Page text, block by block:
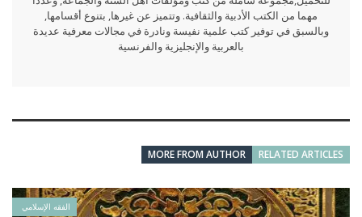
مهما من الكتب الأدبية والثقافية. وتتميز عن غيرها, بتنوع أقسامها,
وبالسبق في توفير كتب علمية نفيسة ونادرة في مجالات معرفية عديدة
بالعربية والإنجليزية والفرنسية
RELATED ARTICLES
MORE FROM AUTHOR
الفقه الإسلامي